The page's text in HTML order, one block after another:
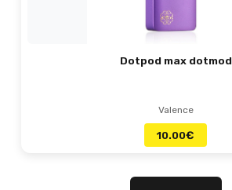
Dotpod max dotmod
Valence
10.00€